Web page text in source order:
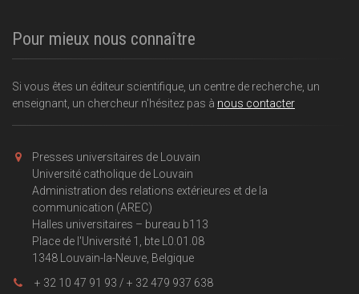
Pour mieux nous connaître
Si vous êtes un éditeur scientifique, un centre de recherche, un
enseignant, un chercheur n'hésitez pas à nous contacter
Presses universitaires de Louvain
Université catholique de Louvain
Administration des relations extérieures et de la
communication (AREC)
Halles universitaires – bureau b113
Place de l'Université 1, bte L0.01.08
1348 Louvain-la-Neuve, Belgique
+ 32 10 47 91 93 / + 32 479 937 638